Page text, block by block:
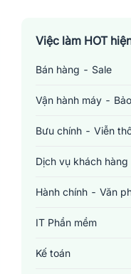
Việc làm HOT
Bán hàng - Sale
Vận hành máy -
Bưu chính - Viễn
Dịch vụ khách hàng
Hành chính - Văn
IT Phần mềm
Kế toán